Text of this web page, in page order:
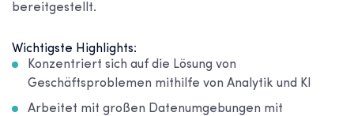
bereitgestellt.
Wichtigste Highlights:
Konzentriert sich auf die Lösung von
Geschäftsproblemen mithilfe von Analytik und KI
Arbeitet mit großen Datenumgebungen mit